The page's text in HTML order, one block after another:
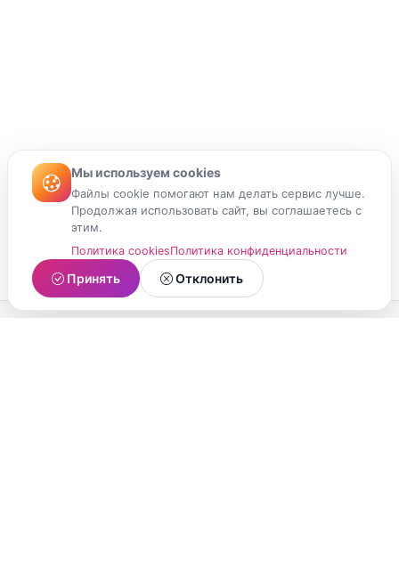
Мы используем cookies
Файлы cookie помогают нам делать сервис лучше.
Продолжая использовать сайт, вы соглашаетесь с
этим.
Политика cookiesПолитика конфиденциальности
Принять Отклонить